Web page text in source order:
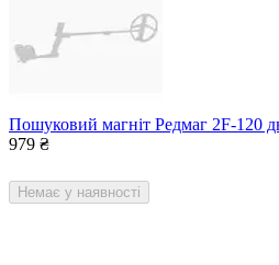
Пошуковий магніт Редмаг 2F-120
979 ₴
Немає у наявності